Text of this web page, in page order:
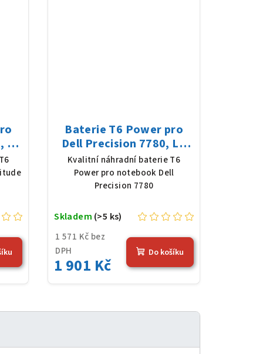
Li-
Baterie T6 Power pro
Dell Precision 7780, Li-
Poly, 11,55 V, 8050 mAh
(93 Wh), černá
Kvalitní náhradní baterie T6
Power pro notebook Dell
Precision 7780
1 571 Kč bez
DPH
1 901 Kč
Skladem (>5 ks)
Do košíku